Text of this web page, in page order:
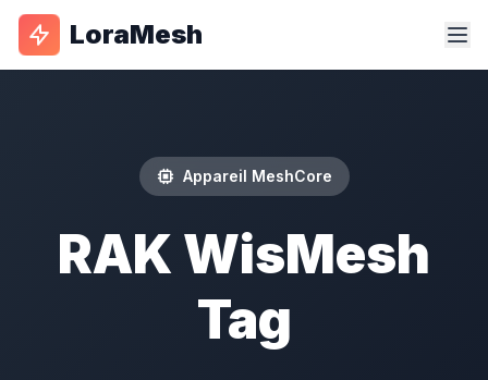
LoraMesh
Appareil MeshCore
RAK WisMesh
Tag